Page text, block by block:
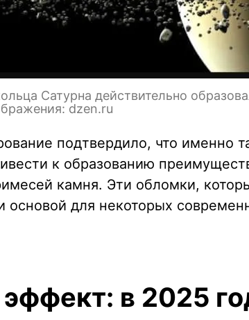
Сатурна действительно
dzen.ru
подтвердило, что именно
к образованию
камня. Эти обломки,
основой для некоторых
в 2025